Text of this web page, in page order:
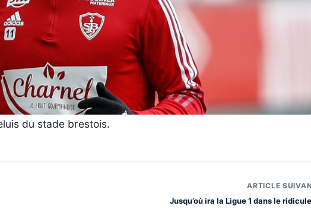
du stade brestois.
ARTICLE
Jusqu’où ira la Ligue 1 dans le